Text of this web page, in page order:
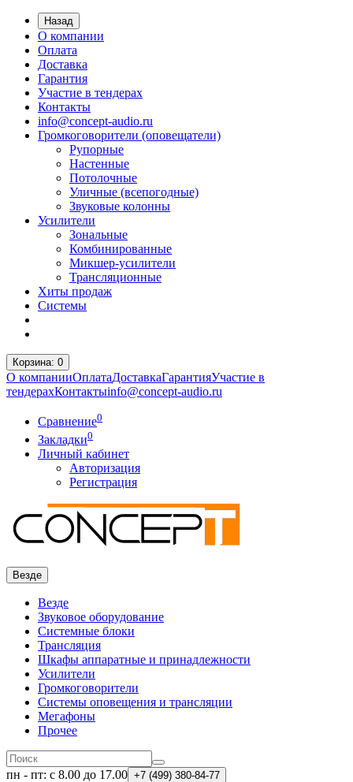
Назад
О компании
Оплата
Доставка
Гарантия
Участие в тендерах
Контакты
info@concept-audio.ru
Громкоговорители (оповещатели)
Рупорные
Настенные
Потолочные
Уличные (всепогодные)
Звуковые колонны
Усилители
Зональные
Комбинированные
Микшер-усилители
Трансляционные
Хиты продаж
Системы
Корзина: 0
О компанииОплатаДоставкаГарантияУчастие в
тендерахКонтактыinfo@concept-audio.ru
Сравнение0
Закладки0
Личный кабинет
Авторизация
Регистрация
Везде
Везде
Звуковое оборудование
Системные блоки
Трансляция
Шкафы аппаратные и принадлежности
Усилители
Громкоговорители
Системы оповещения и трансляции
Мегафоны
Прочее
пн - пт: с 8.00 до 17.00 +7 (499) 380-84-77